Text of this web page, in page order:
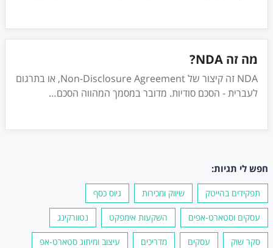
מה זה NDA?
NDA זה קיצור של Non-Disclosure Agreement, או בתרגום
לעברית - הסכם סודיות. מדובר במסמך המהווה הסכם…
חפש לי תגיות:
תפקידים בהייטק שיווק ומכירות גיוס כסף
עסקים וסטארט-אפים השקעות אימפקט נטוורקינג
סקר שוק עסקים מדריכים עיצוב ומיתוג סטארט-אפ